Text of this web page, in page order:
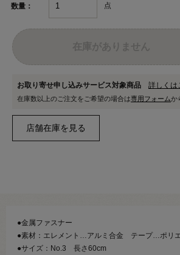
数量： 点
お取り寄せ申し込みサービス対象商品 詳しくは
在庫数以上のご注文をご希望の場合は専用フォームか
●金属ファスナー
●素材：エレメント…アルミ合金 テープ…ポリ
●サイズ：No.3 長さ60cm